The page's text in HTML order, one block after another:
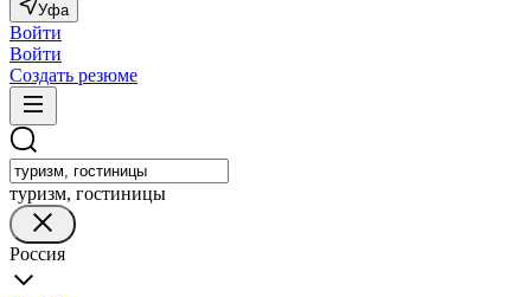
Уфа
Войти
Войти
Создать резюме
туризм, гостиницы
Россия